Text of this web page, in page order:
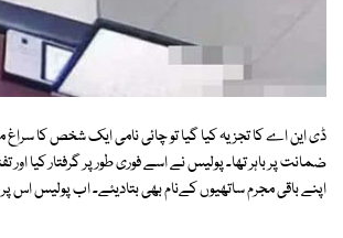
ڈی این اے کا تجزیہ کیا گیا تو چائی نامی ایک شخص کا سراغ
ضمانت پر باہر تھا۔ پولیس نے اسے فوری طور پر گرفتار کیا
اپنے باقی مجرم ساتھیوں کےنام بھی بتادیئے۔ اب پولیس اس